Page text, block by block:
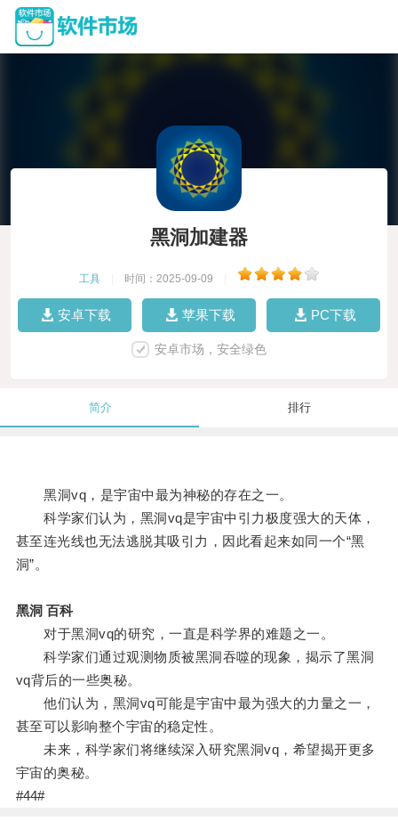
黑洞加建器
工具 时间：2025-09-09
安卓下载 苹果下载 PC下载
安卓市场，安全绿色
简介 排行
黑洞vq，是宇宙中最为神秘的存在之一。
科学家们认为，黑洞vq是宇宙中引力极度强大的天体，
甚至连光线也无法逃脱其吸引力，因此看起来如同一个“黑
洞”。
黑洞 百科
对于黑洞vq的研究，一直是科学界的难题之一。
科学家们通过观测物质被黑洞吞噬的现象，揭示了黑洞
vq背后的一些奥秘。
他们认为，黑洞vq可能是宇宙中最为强大的力量之一，
甚至可以影响整个宇宙的稳定性。
未来，科学家们将继续深入研究黑洞vq，希望揭开更多
宇宙的奥秘。
#44#